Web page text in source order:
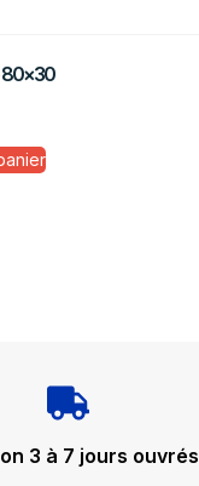
80×30
3 à 7 jours ouvrés